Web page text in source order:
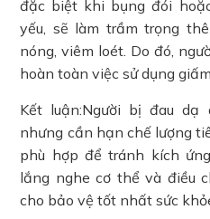
đặc biệt khi bụng đói
yếu, sẽ làm trầm trọng
nóng, viêm loét. Do đó,
hoàn toàn việc sử dụng
Kết luận:Người bị đau
nhưng cần hạn chế lượng
phù hợp để tránh kích
lắng nghe cơ thể và điều
cho bảo vệ tốt nhất sức